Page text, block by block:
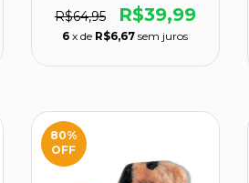
Atacado
R$64,95 R$39,99
6 x de R$6,67 sem juros
80%
OFF